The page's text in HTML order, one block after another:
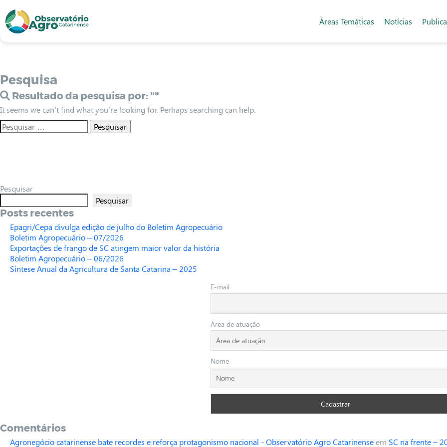
2
3
4
Áreas Temáticas Notícias
Pesquisa
Resultado da pesquisa por: ""
It seems we can’t find what you’re looking for. Perhaps searching can help.
Pesquisar
Pesquisar
Posts recentes
Epagri/Cepa divulga edição de julho do Boletim Agropecuário
Boletim Agropecuário – 07/2026
Exportações de frango de SC atingem maior valor da história
Boletim Agropecuário – 06/2026
Síntese Anual da Agricultura de Santa Catarina – 2025
E-mail
Área de atuação
Nome
Comentários
Agronegócio catarinense bate recordes e reforça protagonismo nacional - Observatório Agro Catarinenseem SC na frente –